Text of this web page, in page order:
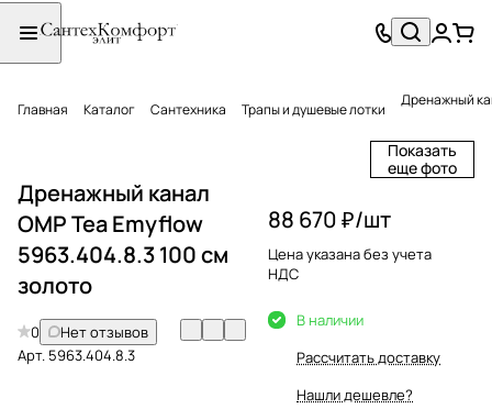
Главная Каталог Сантехника Трапы и душевые лотки Дренажный
Показать
еще фото
Дренажный канал
OMP Tea Emyflow
5963.404.8.3 100 см
золото
0
Нет отзывов
Арт. 5963.404.8.3
88 670 ₽/шт
Цена указана без учета
НДС
В наличии
Рассчитать доставку
Нашли дешевле?